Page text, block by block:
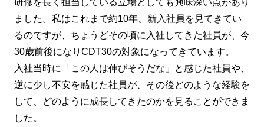
研修を長く担当している立場としても興味深い点があり
ました。私はこれまで約10年、新入社員を見てきてい
るのですが、ちょうどその頃に入社してきた社員が、今
30歳前後になりCDT30の対象になってきています。
入社当時に「この人は伸びそうだな」と感じた社員や、
逆に少し不安を感じた社員が、その後どのような経験を
して、どのように成長してきたのかを見ることができま
した。